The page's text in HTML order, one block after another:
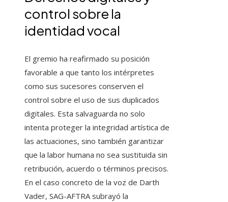
control sobre la
identidad vocal
El gremio ha reafirmado su posición
favorable a que tanto los intérpretes
como sus sucesores conserven el
control sobre el uso de sus duplicados
digitales. Esta salvaguarda no solo
intenta proteger la integridad artística de
las actuaciones, sino también garantizar
que la labor humana no sea sustituida sin
retribución, acuerdo o términos precisos.
En el caso concreto de la voz de Darth
Vader, SAG-AFTRA subrayó la